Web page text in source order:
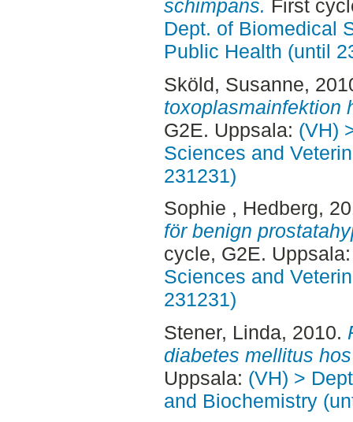
schimpans. First
Dept. of Biomedical
Public Health (until
Sköld, Susanne,
toxoplasmainfektion
G2E. Uppsala: (VH)
Sciences and
231231)
Sophie , Hedberg,
för benign
cycle, G2E.
Sciences and
231231)
Stener, Linda, 2010.
diabetes mellitus
Uppsala: (VH) >
and Biochemistry